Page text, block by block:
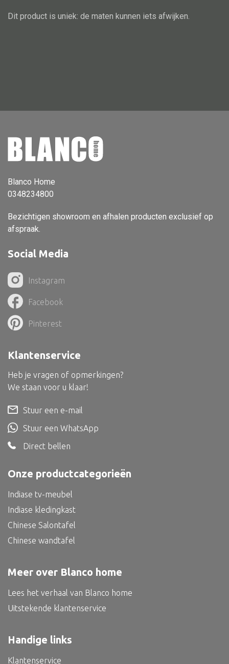
Object
Pilaar
Schaal
Mand
Alle textiel
Tapijt
Kelim
Alle bouwmateriaal
Bed
Oosterse kast
Oosterse tafel
Oosterse lampen
Dit product is uniek: de maten kunnen iets afwijken.
Blanco Home
0348234800
Bezichtigen showroom en afhalen producten exclusief op
afspraak.
Social Media
Instagram
Facebook
Pinterest
Onze productcategorieën
Indiase tv-meubel
Indiase kledingkast
Chinese Salontafel
Chinese wandtafel
Meer over Blanco home
Lees het verhaal van Blanco home
Uitstekende klantenservice
Klantenservice
Heb je vragen of opmerkingen?
We staan voor u klaar!
Stuur een e-mail
Stuur een WhatsApp
Direct bellen
Handige links
Klantenservice